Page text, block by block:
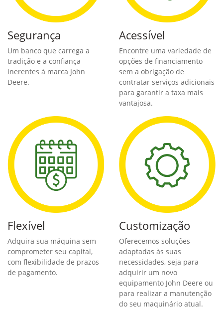
Segurança
Um banco que carrega a
tradição e a confiança
inerentes à marca John
Deere.
Acessível
Encontre uma variedade de
opções de financiamento
sem a obrigação de
contratar serviços adicionais
para garantir a taxa mais
vantajosa.
Flexível
Adquira sua máquina sem
comprometer seu capital,
com flexibilidade de prazos
de pagamento.
Customização
Oferecemos soluções
adaptadas às suas
necessidades, seja para
adquirir um novo
equipamento John Deere ou
para realizar a manutenção
do seu maquinário atual.